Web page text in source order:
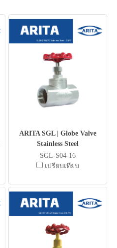
ARITA SGL | Globe Valve
Stainless Steel
SGL-S04-16
เปรียบเทียบ